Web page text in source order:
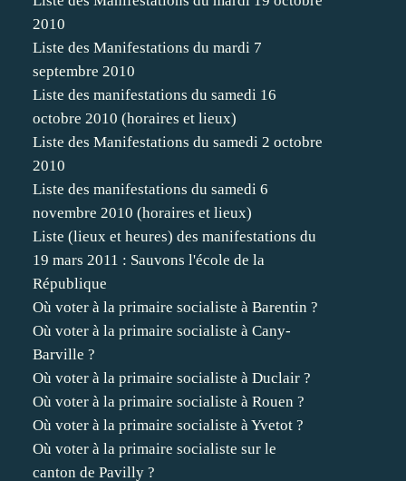
2010
Liste des Manifestations du mardi 7
septembre 2010
Liste des manifestations du samedi 16
octobre 2010 (horaires et lieux)
Liste des Manifestations du samedi 2 octobre
2010
Liste des manifestations du samedi 6
novembre 2010 (horaires et lieux)
Liste (lieux et heures) des manifestations du
19 mars 2011 : Sauvons l'école de la
République
Où voter à la primaire socialiste à Barentin ?
Où voter à la primaire socialiste à Cany-
Barville ?
Où voter à la primaire socialiste à Duclair ?
Où voter à la primaire socialiste à Rouen ?
Où voter à la primaire socialiste à Yvetot ?
Où voter à la primaire socialiste sur le
canton de Pavilly ?